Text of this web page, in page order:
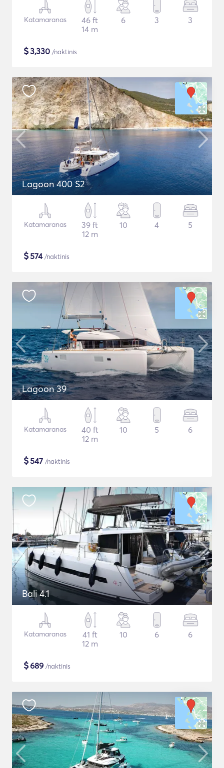
Katamaranas
46 ft
14 m
6 3 3
$3,330 /naktinis
Lagoon 400 S2
Katamaranas
39 ft
12 m
10 4 5
$574/naktinis
Lagoon 39
Katamaranas
40 ft
12 m
10 5 6
$547 /naktinis
Bali 4.1
Katamaranas
41 ft
12 m
10 6 6
$689 /naktinis